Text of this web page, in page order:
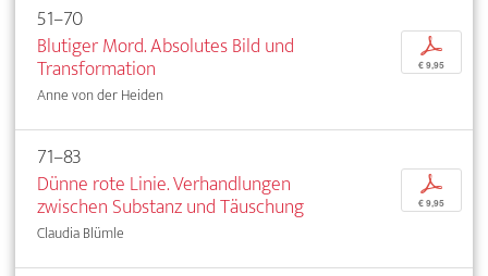
51–70
Blutiger Mord. Absolutes Bild und
Transformation
Anne von der Heiden
p
€ 9,95
71–83
Dünne rote Linie. Verhandlungen
zwischen Substanz und Täuschung
Claudia Blümle
p
€ 9,95